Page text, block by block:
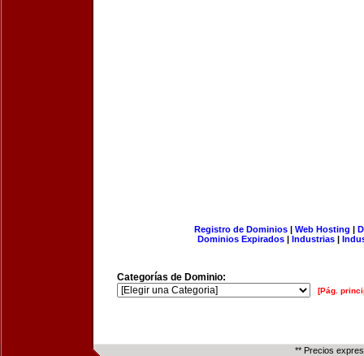
Registro de Dominios| Web Hosting |
Dominios Expirados | Industrias |
Categorías de Dominio:
[Pág.
** Precios